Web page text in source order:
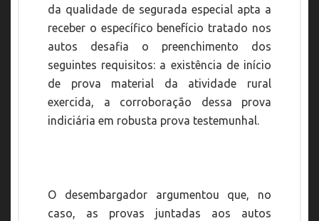
da qualidade de segurada especial apta a
receber o específico benefício tratado nos
autos desafia o preenchimento dos
seguintes requisitos: a existência de início
de prova material da atividade rural
exercida, a corroboração dessa prova
indiciária em robusta prova testemunhal.
O desembargador argumentou que, no
caso, as provas juntadas aos autos